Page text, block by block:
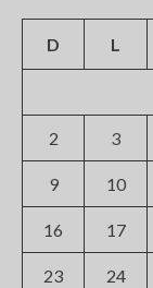
D L
2 3
9 10
16 17
23 24